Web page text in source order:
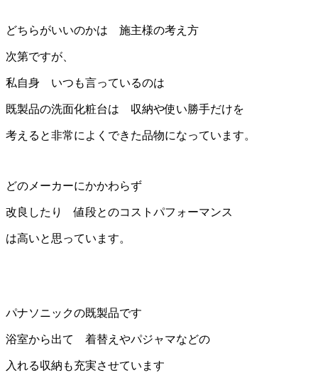
どちらがいいのかは 施主様の考え方
次第ですが、
私自身 いつも言っているのは
既製品の洗面化粧台は 収納や使い勝手だけを
考えると非常によくできた品物になっています。
どのメーカーにかかわらず
改良したり 値段とのコストパフォーマンス
は高いと思っています。
パナソニックの既製品です
浴室から出て 着替えやパジャマなどの
入れる収納も充実させています